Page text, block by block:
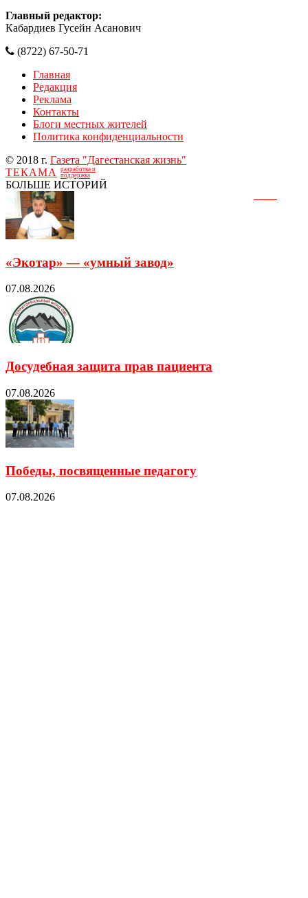
Главный редактор:
Кабардиев Гусейн Асанович
(8722) 67-50-71
Главная
Редакция
Реклама
Контакты
Блоги местных жителей
Политика конфиденциальности
© 2018 г. Газета "Дагестанская жизнь"
ТЕКАМА
разработка и
поддержка
БОЛЬШЕ ИСТОРИЙ
«Экотар» — «умный завод»
07.08.2026
Досудебная защита прав пациента
07.08.2026
Победы, посвященные педагогу
07.08.2026